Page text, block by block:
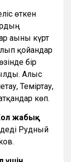
өткен
ағыны күрт
қойғандар
бір
Алыс
Теміртау,
көп.
жабық
деді Рудный